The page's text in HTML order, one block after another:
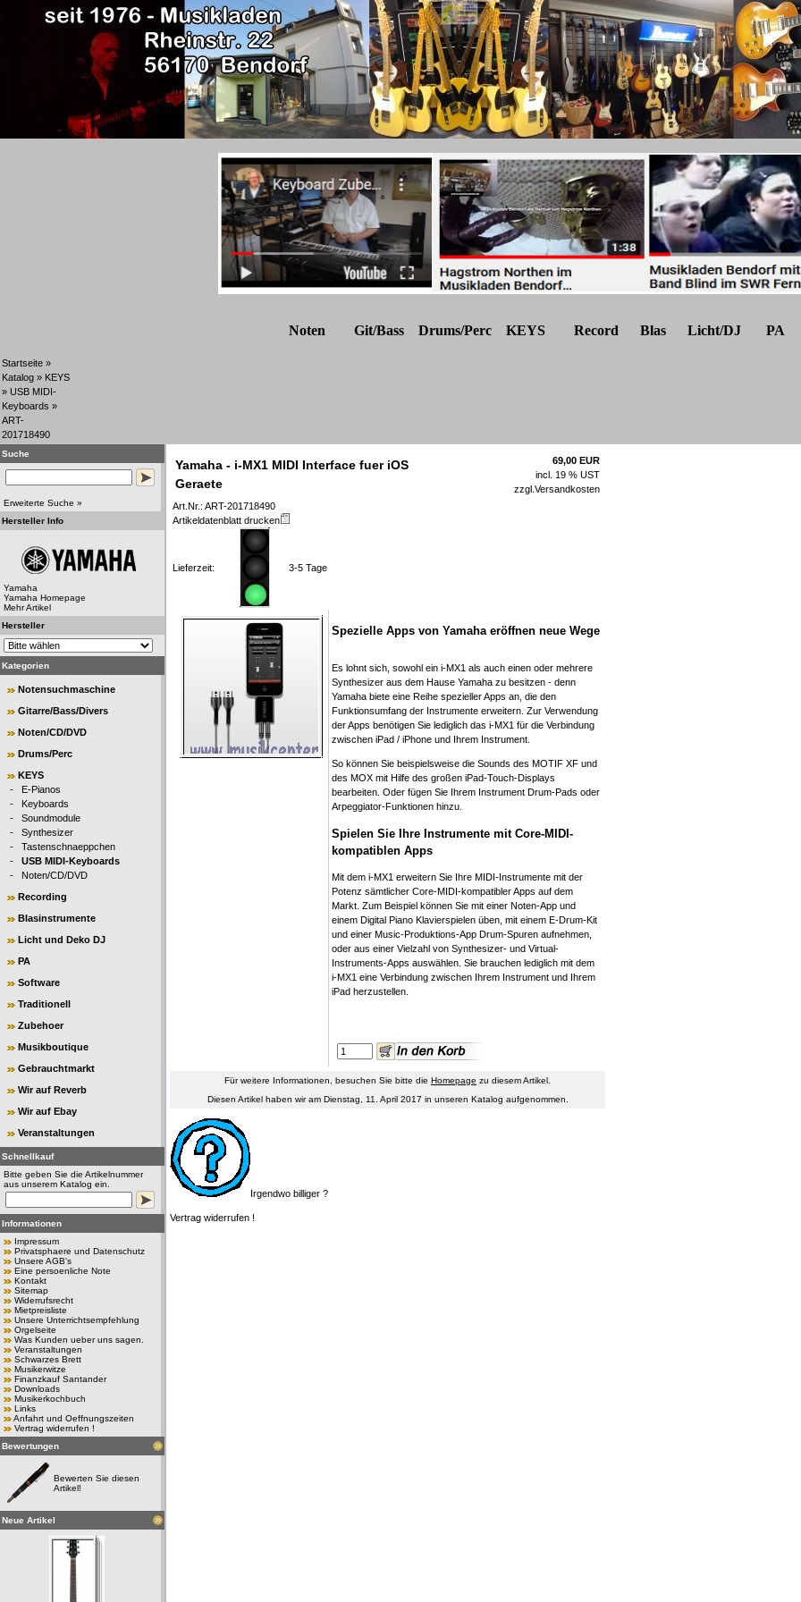
Noten Git/Bass Drums/Perc KEYS Record Blas Licht/DJ PA
Startseite »
Katalog » KEYS
» USB MIDI-
Keyboards »
ART-
201718490
Suche
Erweiterte Suche »
Hersteller Info
Yamaha
Yamaha Homepage
Mehr Artikel
Hersteller
Kategorien
Notensuchmaschine
Gitarre/Bass/Divers
Noten/CD/DVD
Drums/Perc
KEYS
- E-Pianos
- Keyboards
- Soundmodule
- Synthesizer
- Tastenschnaeppchen
- USB MIDI-Keyboards
- Noten/CD/DVD
Recording
Blasinstrumente
Licht und Deko DJ
PA
Software
Traditionell
Zubehoer
Musikboutique
Gebrauchtmarkt
Wir auf Reverb
Wir auf Ebay
Veranstaltungen
Schnellkauf
Bitte geben Sie die Artikelnummer
aus unserem Katalog ein.
Informationen
Impressum
Privatsphaere und Datenschutz
Unsere AGB's
Eine persoenliche Note
Kontakt
Sitemap
Widerrufsrecht
Mietpreisliste
Unsere Unterrichtsempfehlung
Orgelseite
Was Kunden ueber uns sagen.
Veranstaltungen
Schwarzes Brett
Musikerwitze
Finanzkauf Santander
Downloads
Musikerkochbuch
Links
Anfahrt und Oeffnungszeiten
Vertrag widerrufen !
Bewertungen
Bewerten Sie diesen
Artikel!
Neue Artikel
Yamaha - i-MX1 MIDI Interface fuer iOS
Geraete
69,00 EUR
incl. 19 % UST
zzgl. Versandkosten
Art.Nr.: ART-201718490
Artikeldatenblatt drucken
Lieferzeit: 3-5 Tage
Spezielle Apps von Yamaha eröffnen neue Wege
Es lohnt sich, sowohl ein i-MX1 als auch einen oder mehrere
Synthesizer aus dem Hause Yamaha zu besitzen - denn
Yamaha biete eine Reihe spezieller Apps an, die den
Funktionsumfang der Instrumente erweitern. Zur Verwendung
der Apps benötigen Sie lediglich das i-MX1 für die Verbindung
zwischen iPad / iPhone und Ihrem Instrument.
So können Sie beispielsweise die Sounds des MOTIF XF und
des MOX mit Hilfe des großen iPad-Touch-Displays
bearbeiten. Oder fügen Sie Ihrem Instrument Drum-Pads oder
Arpeggiator-Funktionen hinzu.
Spielen Sie Ihre Instrumente mit Core-MIDI-
kompatiblen Apps
Mit dem i-MX1 erweitern Sie Ihre MIDI-Instrumente mit der
Potenz sämtlicher Core-MIDI-kompatibler Apps auf dem
Markt. Zum Beispiel können Sie mit einer Noten-App und
einem Digital Piano Klavierspielen üben, mit einem E-Drum-Kit
und einer Music-Produktions-App Drum-Spuren aufnehmen,
oder aus einer Vielzahl von Synthesizer- und Virtual-
Instruments-Apps auswählen. Sie brauchen lediglich mit dem
i-MX1 eine Verbindung zwischen Ihrem Instrument und Ihrem
iPad herzustellen.
Für weitere Informationen, besuchen Sie bitte die Homepage zu diesem Artikel.
Diesen Artikel haben wir am Dienstag, 11. April 2017 in unseren Katalog aufgenommen.
Irgendwo billiger ?
Vertrag widerrufen !